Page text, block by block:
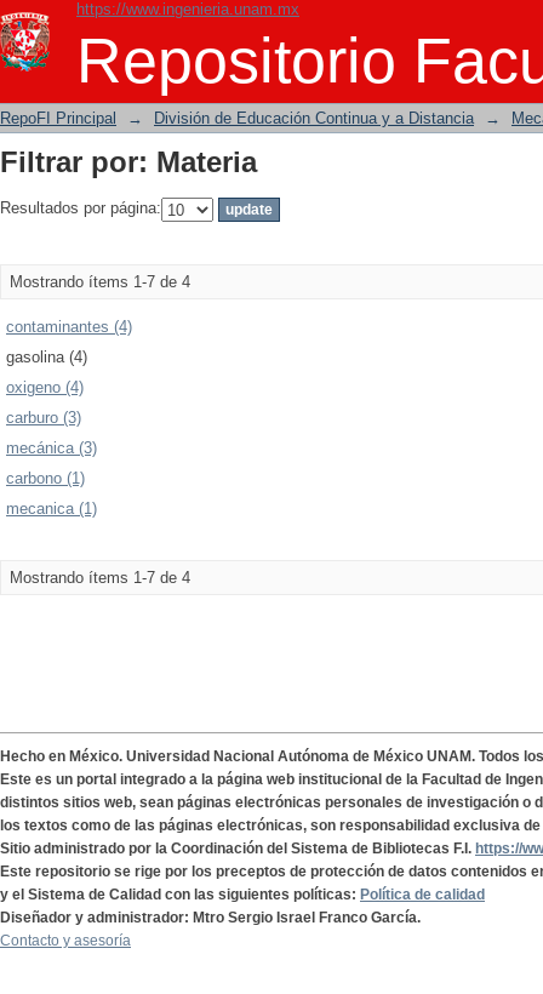
https://www.ingenieria.unam.mx
Repositorio
Filtrar por: Materia
RepoFI Principal → División de Educación Continua y a Distancia →
Filtrar por: Materia
Resultados por página:
Mostrando ítems 1-7 de 4
contaminantes (4)
gasolina (4)
oxigeno (4)
carburo (3)
mecánica (3)
carbono (1)
mecanica (1)
Mostrando ítems 1-7 de 4
Hecho en México. Universidad Nacional Autónoma de México UNAM. Todos
Este es un portal integrado a la página web institucional de la Facultad de
distintos sitios web, sean páginas electrónicas personales de investigación o
los textos como de las páginas electrónicas, son responsabilidad exclusiva
Sitio administrado por la Coordinación del Sistema de Bibliotecas F.I. https://
Este repositorio se rige por los preceptos de protección de datos contenidos
y el Sistema de Calidad con las siguientes políticas: Política de calidad
Diseñador y administrador: Mtro Sergio Israel Franco García.
Contacto y asesoría